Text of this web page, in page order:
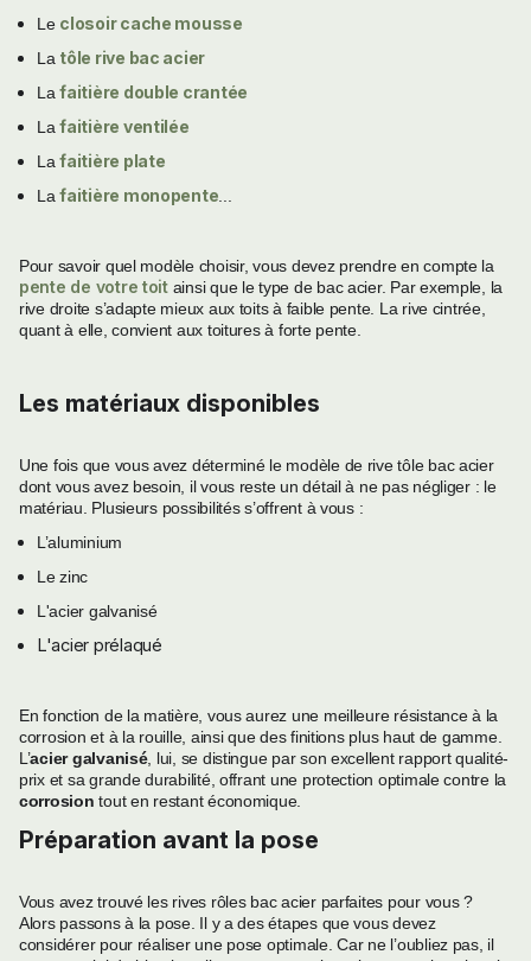
Le closoir cache mousse
La tôle rive bac acier
Lafaitière double crantée
Lafaitière ventilée
Lafaitière plate
Lafaitière monopente
Pour savoir quel modèle choisir, vous devez prendre en compte la
pente de votre toitainsi que le type de bac acier. Par exemple, la
rive droite s’adapte mieux aux toits à faible pente. La rive cintrée,
quant à elle, convient aux toitures à forte pente.
Les matériaux disponibles
Une fois que vous avez déterminé le modèle de rive tôle bac acier
dont vous avez besoin, il vous reste un détail à ne pas négliger : le
matériau. Plusieurs possibilités s’offrent à vous :
L’aluminium
Le zinc
L'acier galvanisé
L'acier prélaqué
En fonction de la matière, vous aurez une meilleure résistance à la
corrosion et à la rouille, ainsi que des finitions plus haut de gamme.
L’acier galvanisé, lui, se distingue par son excellent rapport qualité-
prix et sa grande durabilité, offrant une protection optimale contre la
corrosion tout en restant économique.
Préparation avant la pose
Vous avez trouvé les rives rôles bac acier parfaites pour vous ?
Alors passons à la pose. Il y a des étapes que vous devez
considérer pour réaliser une pose optimale. Car ne l’oubliez pas, il